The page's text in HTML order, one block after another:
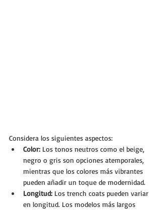
Considera los siguientes aspectos:
Color: Los tonos neutros como el beige,
negro o gris son opciones atemporales,
mientras que los colores más vibrantes
pueden añadir un toque de modernidad.
Longitud: Los trench coats pueden variar
en longitud. Los modelos más largos